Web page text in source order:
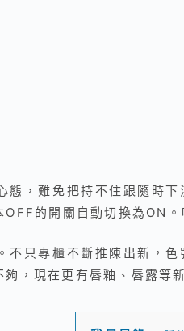
態，難免把持不住跟隨時
的開關自動切換為ON
不只專櫃不斷推陳出新，
，現在更有唇釉、唇露等